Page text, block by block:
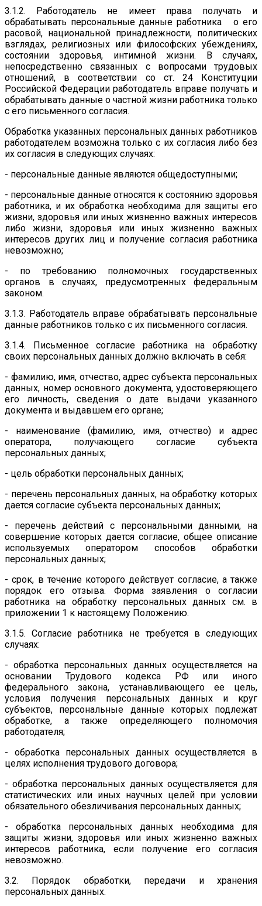
3.1.2. Работодатель не имеет права получать и
обрабатывать персональные данные работника о его
расовой, национальной принадлежности, политических
взглядах, религиозных или философских убеждениях,
состоянии здоровья, интимной жизни. В случаях,
непосредственно связанных с вопросами трудовых
отношений, в соответствии со ст. 24 Конституции
Российской Федерации работодатель вправе получать и
обрабатывать данные о частной жизни работника только
с его письменного согласия.
Обработка указанных персональных данных работников
работодателем возможна только с их согласия либо без
их согласия в следующих случаях:
- персональные данные являются общедоступными;
- персональные данные относятся к состоянию здоровья
работника, и их обработка необходима для защиты его
жизни, здоровья или иных жизненно важных интересов
либо жизни, здоровья или иных жизненно важных
интересов других лиц и получение согласия работника
невозможно;
- по требованию полномочных государственных
органов в случаях, предусмотренных федеральным
законом.
3.1.3. Работодатель вправе обрабатывать персональные
данные работников только с их письменного согласия.
3.1.4. Письменное согласие работника на обработку
своих персональных данных должно включать в себя:
- фамилию, имя, отчество, адрес субъекта персональных
данных, номер основного документа, удостоверяющего
его личность, сведения о дате выдачи указанного
документа и выдавшем его органе;
- наименование (фамилию, имя, отчество) и адрес
оператора, получающего согласие субъекта
персональных данных;
- цель обработки персональных данных;
- перечень персональных данных, на обработку которых
дается согласие субъекта персональных данных;
- перечень действий с персональными данными, на
совершение которых дается согласие, общее описание
используемых оператором способов обработки
персональных данных;
- срок, в течение которого действует согласие, а также
порядок его отзыва. Форма заявления о согласии
работника на обработку персональных данных см. в
приложении 1 к настоящему Положению.
3.1.5. Согласие работника не требуется в следующих
случаях:
- обработка персональных данных осуществляется на
основании Трудового кодекса РФ или иного
федерального закона, устанавливающего ее цель,
условия получения персональных данных и круг
субъектов, персональные данные которых подлежат
обработке, а также определяющего полномочия
работодателя;
- обработка персональных данных осуществляется в
целях исполнения трудового договора;
- обработка персональных данных осуществляется для
статистических или иных научных целей при условии
обязательного обезличивания персональных данных;
- обработка персональных данных необходима для
защиты жизни, здоровья или иных жизненно важных
интересов работника, если получение его согласия
невозможно.
3.2. Порядок обработки, передачи и хранения
персональных данных.